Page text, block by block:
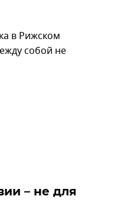
в Рижском
собой не
– не для